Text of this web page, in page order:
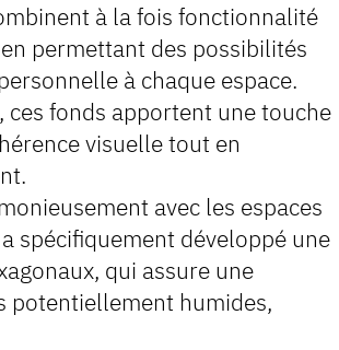
à la fois fonctionnalité
permettant des possibilités
à chaque espace.
ces fonds apportent une touche
visuelle tout en
avec les espaces
spécifiquement développé une
qui assure une
potentiellement humides,